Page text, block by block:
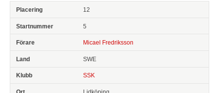
12
5
Micael Fredriksson
SWE
SSK